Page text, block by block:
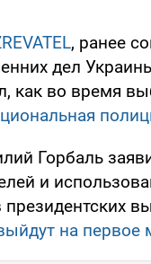
, ранее
дел
как во время
Горбаль
и
на первое